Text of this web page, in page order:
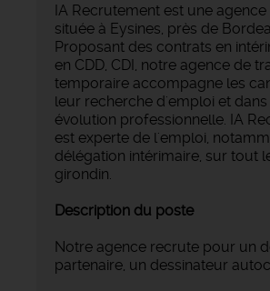
IA Recrutement est une
située à Eysines, près de
Proposant des contrats en
en CDD, CDI, notre agence de
temporaire accompagne les
leur recherche d'emploi et
évolution professionnelle. IA
est experte de l'emploi,
délégation intérimaire, sur tout
girondin.
Description du poste
Notre agence recrute pour un
partenaire, un dessinateur